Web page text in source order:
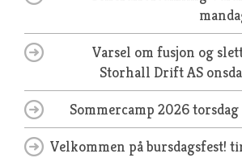
Varsel om fusjon og
Storhall Drift AS
Sommercamp 2026
Velkommen på bursdagsfest!